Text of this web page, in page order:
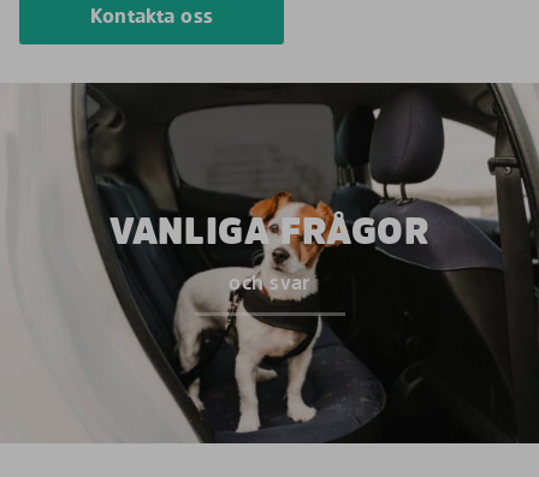
Kontakta oss
VANLIGA FRÅGOR
och svar